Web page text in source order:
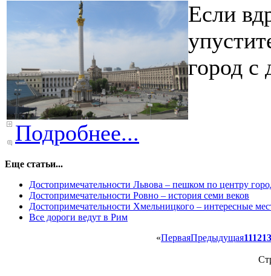
Если
город с
Подробнее...
Еще статьи...
Достопримечательности Львова – пешком по центру
Достопримечательности Ровно – история семи веков
Достопримечательности Хмельницкого – интересные
Все дороги ведут в Рим
«ПерваяПредыдущая111213